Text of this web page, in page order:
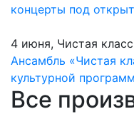
концерты под
4 июня, Чистая
Ансамбль «Чистая
культурной
Все